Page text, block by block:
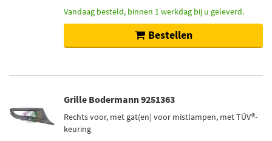
Vandaag besteld, binnen 1 werkdag bij u geleverd.
Bestellen
Grille Bodermann 9251363
Rechts voor, met gat(en) voor mistlampen, met TÜV®-
keuring